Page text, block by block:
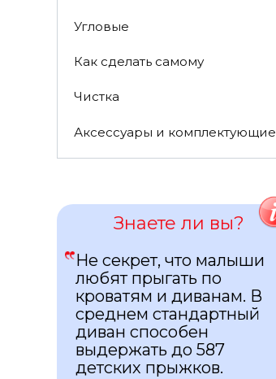
Угловые
Как сделать самому
Чистка
Аксессуары и комплектующие
Знаете ли вы?
Не секрет, что малыши
любят прыгать по
кроватям и диванам. В
среднем стандартный
диван способен
выдержать до 587
детских прыжков.